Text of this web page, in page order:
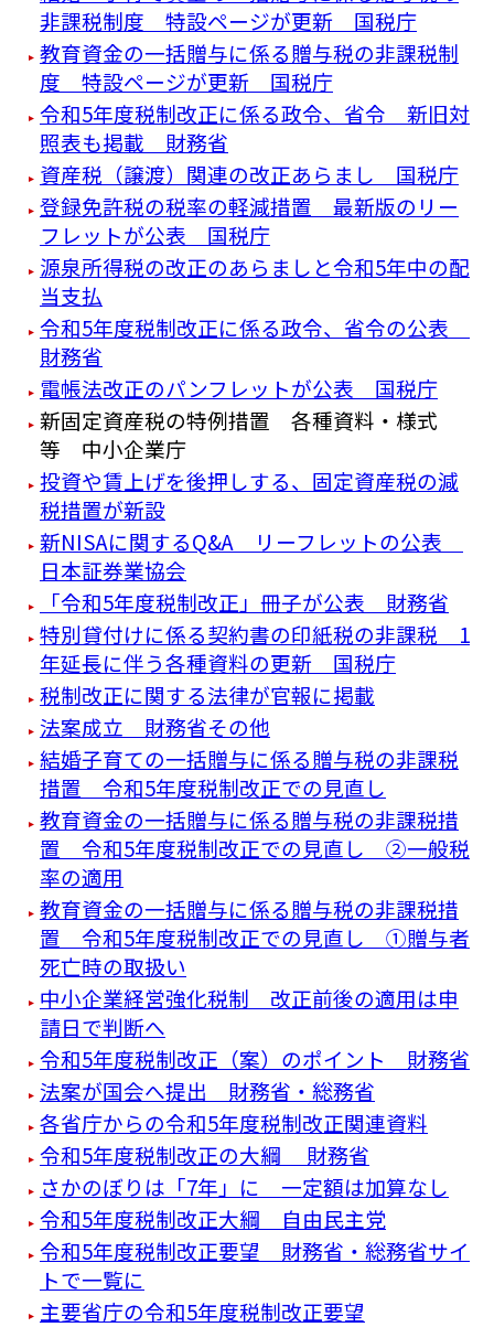
非課税制度 特設ページが更新 国税庁
教育資金の一括贈与に係る贈与税の非課税制
度 特設ページが更新 国税庁
令和5年度税制改正に係る政令、省令 新旧対
照表も掲載 財務省
資産税（譲渡）関連の改正あらまし 国税庁
登録免許税の税率の軽減措置 最新版のリー
フレットが公表 国税庁
源泉所得税の改正のあらましと令和5年中の配
当支払
令和5年度税制改正に係る政令、省令の公表
財務省
電帳法改正のパンフレットが公表 国税庁
新固定資産税の特例措置 各種資料・様式
等 中小企業庁
投資や賃上げを後押しする、固定資産税の減
税措置が新設
新NISAに関するQ&A リーフレットの公表
日本証券業協会
「令和5年度税制改正」冊子が公表 財務省
特別貸付けに係る契約書の印紙税の非課税 1
年延長に伴う各種資料の更新 国税庁
税制改正に関する法律が官報に掲載
法案成立 財務省その他
結婚子育ての一括贈与に係る贈与税の非課税
措置 令和5年度税制改正での見直し
教育資金の一括贈与に係る贈与税の非課税措
置 令和5年度税制改正での見直し ②一般税
率の適用
教育資金の一括贈与に係る贈与税の非課税措
置 令和5年度税制改正での見直し ①贈与者
死亡時の取扱い
中小企業経営強化税制 改正前後の適用は申
請日で判断へ
令和5年度税制改正（案）のポイント 財務省
法案が国会へ提出 財務省・総務省
各省庁からの令和5年度税制改正関連資料
令和5年度税制改正の大綱 財務省
さかのぼりは「7年」に 一定額は加算なし
令和5年度税制改正大綱 自由民主党
令和5年度税制改正要望 財務省・総務省サイ
トで一覧に
主要省庁の令和5年度税制改正要望